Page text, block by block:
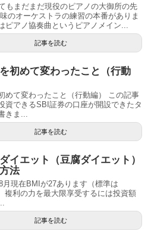
もまだまだ現役のピアノの大御所の先
のオーケストラの練習の本番がありま
ピアノ協奏曲というピアノメイン...
記事を読む
初めて変わったこと（行動
めて変わったこと（行動編） この記事
資できるSBI証券の口座が開設できたタ
きま...
記事を読む
イエット（豆腐ダイエット）
法
月現在BMIが27あります（標準は
複利の力を最大限享受するには投資額
記事を読む